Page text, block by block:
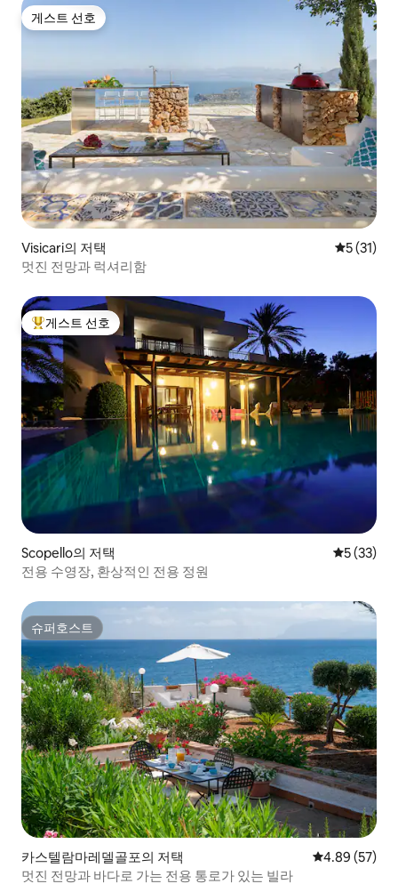
게스트 선호
게스트 선호
Visicari의 저택 평점 5점
5 (31)
멋진 전망과 럭셔리함
상위 게스트 선호
게스트 선호
Scopello의 저택 평점 5점
5 (33)
전용 수영장, 환상적인 전용 정원
슈퍼호스트
슈퍼호스트
카스텔람마레델골포의 저택 평점 4.89점(5
4.89 (57)
멋진 전망과 바다로 가는 전용 통로가 있는 빌라